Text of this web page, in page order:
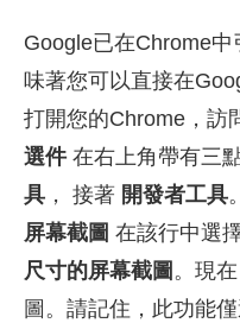
Google已在Chrome
味著您可以直接在
打開您的Chrome，訪
選件在右上角帶有三
具 ， 接著 開發者工具
屏幕截圖 在該行中選
尺寸的屏幕截圖 。現
圖。請記住，此功能